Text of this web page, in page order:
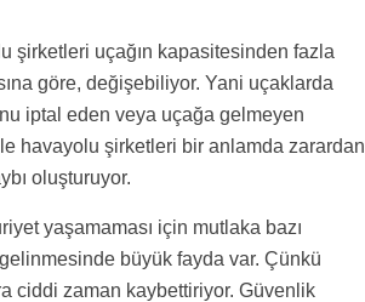
şirketleri uçağın kapasitesinden fazla
göre, değişebiliyor. Yani uçaklarda
iptal eden veya uçağa gelmeyen
havayolu şirketleri bir anlamda zarardan
oluşturuyor.
yaşamaması için mutlaka bazı
büyük fayda var. Çünkü
ciddi zaman kaybettiriyor. Güvenlik